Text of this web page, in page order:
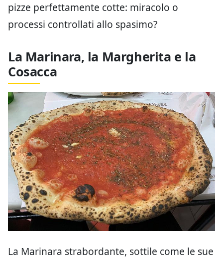
pizze perfettamente cotte: miracolo o
processi controllati allo spasimo?
La Marinara, la Margherita e la
Cosacca
La Marinara strabordante, sottile come le sue